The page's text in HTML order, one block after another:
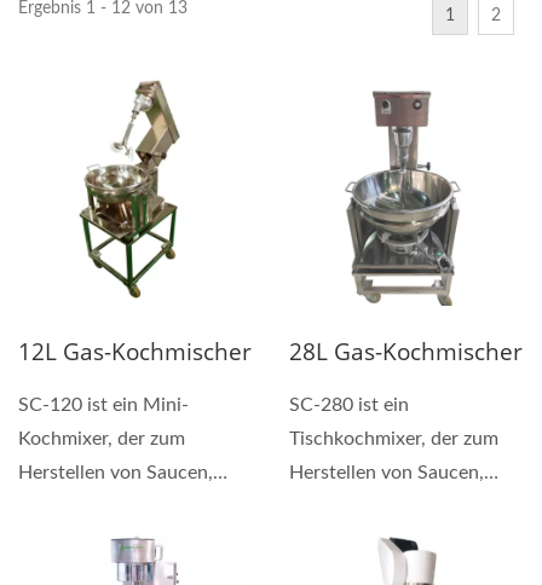
Ergebnis 1 - 12 von 13 1 2
12L Gas-Kochmischer
SC-120 ist ein Mini-
Kochmixer, der zum
Herstellen von Saucen,
Weichsüßigkeiten,...
28L Gas-Kochmischer
SC-280 ist ein
Tischkochmixer, der zum
Herstellen von Saucen,
Weichsüßigkeiten,...